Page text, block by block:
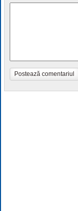
Postează comentariul